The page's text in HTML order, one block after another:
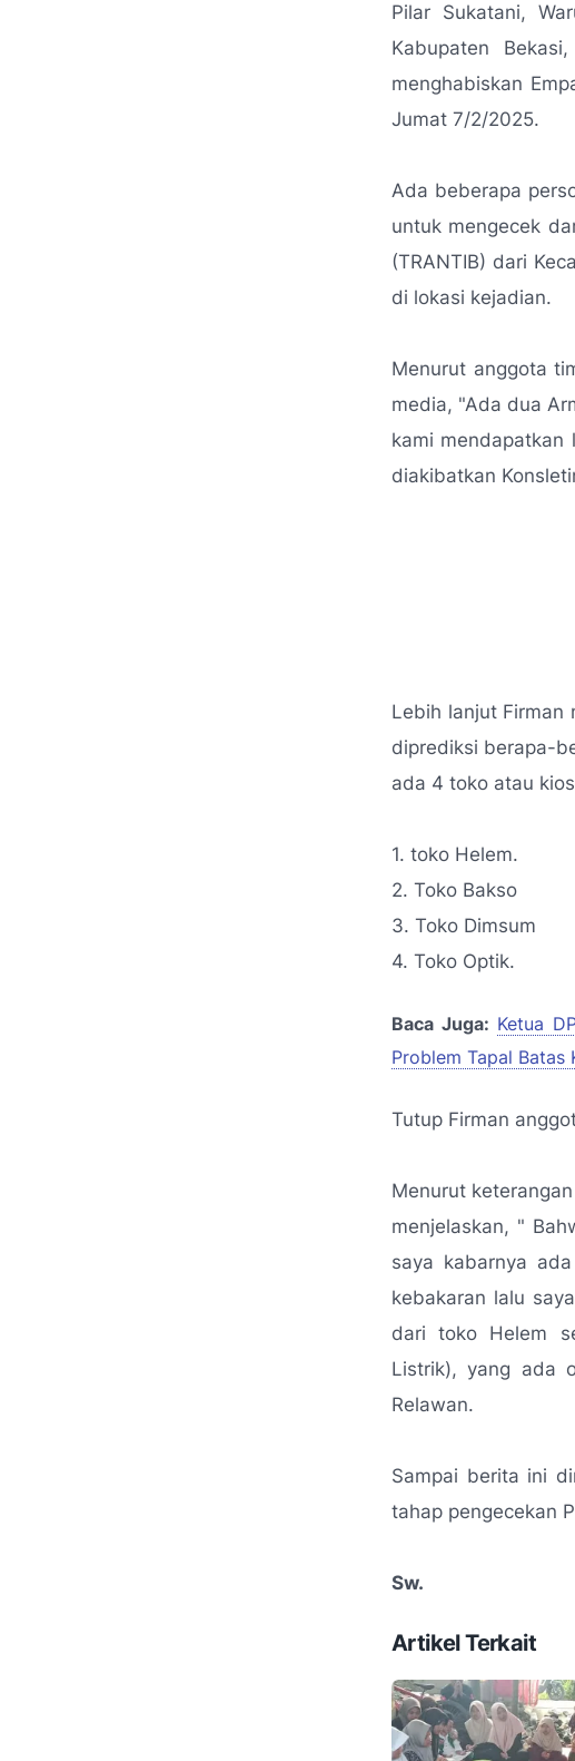
Pilar Sukatani,
Kabupaten
menghabiskan
Jumat 7/2/2025.
Ada beberapa
untuk mengecek
(TRANTIB) dari
di lokasi kejadian.
Menurut anggota
media, "Ada dua
kami mendapatkan
diakibatkan
Lebih lanjut Firman
diprediksi berapa-
ada 4 toko atau
1. toko Helem.
2. Toko Bakso
3. Toko Dimsum
4. Toko Optik.
Baca Juga: Ketua
Problem Tapal Batas
Tutup Firman
Menurut
menjelaskan, "
saya kabarnya
kebakaran lalu
dari toko Helem
Listrik), yang ada
Relawan.
Sampai berita ini
tahap pengecekan
Sw.
Artikel Terkait